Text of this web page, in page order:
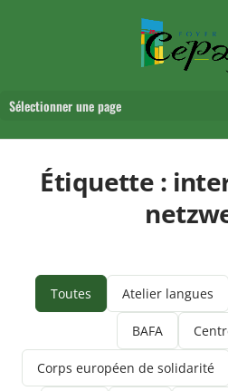
Sélectionner une page
Étiquette :
Toutes Atelier langues
BAFA
Corps européen de solidarité